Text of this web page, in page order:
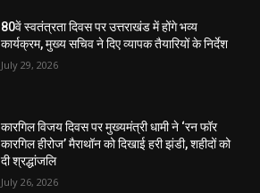
80वें स्वतंत्रता दिवस पर उत्तराखंड में होंगे भव्य
कार्यक्रम, मुख्य सचिव ने दिए व्यापक तैयारियों के निर्देश
July 29, 2026
कारगिल विजय दिवस पर मुख्यमंत्री धामी ने ‘रन फॉर
कारगिल हीरोज’ मैराथॉन को दिखाई हरी झंडी, शहीदों को
दी श्रद्धांजलि
July 26, 2026